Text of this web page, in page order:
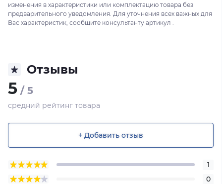
изменения в характеристики или комплектацию товара без
предварительного уведомления. Для уточнения всех важных для
Вас характеристик, сообщите консультанту артикул .
Отзывы
5 / 5
средний рейтинг товара
+ Добавить отзыв
1
0